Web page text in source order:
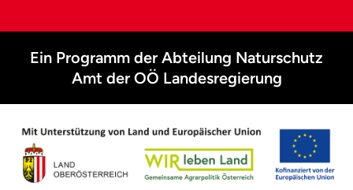
Ein Programm der Abteilung Naturschutz
Amt der OÖ Landesregierung